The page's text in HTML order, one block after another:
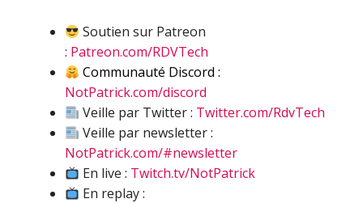
Soutien sur Patreon
: Patreon.com/RDVTech
Communauté Discord :
NotPatrick.com/discord
Veille par Twitter : Twitter.com/RdvTech
Veille par newsletter :
NotPatrick.com/#newsletter
En live : Twitch.tv/NotPatrick
En replay :